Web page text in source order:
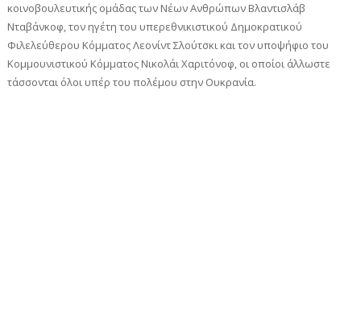
κοινοβουλευτικής ομάδας των Νέων Ανθρώπων Βλαντισλάβ
Νταβάνκοφ, τον ηγέτη του υπερεθνικιστικού Δημοκρατικού
Φιλελεύθερου Κόμματος Λεονίντ Σλούτσκι και τον υποψήφιο του
Κομμουνιστικού Κόμματος Νικολάι Χαριτόνοφ, οι οποίοι άλλωστε
τάσσονται όλοι υπέρ του πολέμου στην Ουκρανία.